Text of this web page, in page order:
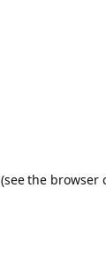
(see the browser